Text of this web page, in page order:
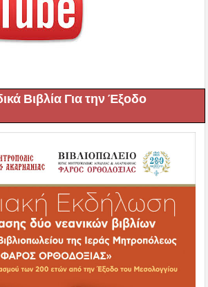
Βιβλία Για την Έξοδο